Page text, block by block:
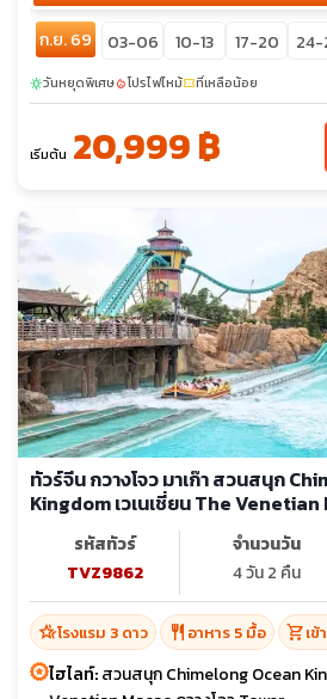
ก.ย. 69 03-06 10-13 17-20 24-
sunnyวันหยุดพิเศษlocal_fire_departmentโปรไฟไหม้confirmation_numberที่เหลือน้อย
เริ่มต้น 20,999 ฿
ทัวร์จีน กวางโจว มาเก๊า สวนสนุก
Kingdom เวเนเชี่ยน The Venetian
รหัสทัวร์
TVZ9862
จำนวนวัน
4 วัน 2 คืน
hotel_classโรงแรม 3 ดาว restaurant อาหาร 5 มื้อ shopping_cartเ
ไฮไลท์:สวนสนุก Chimelong Ocean